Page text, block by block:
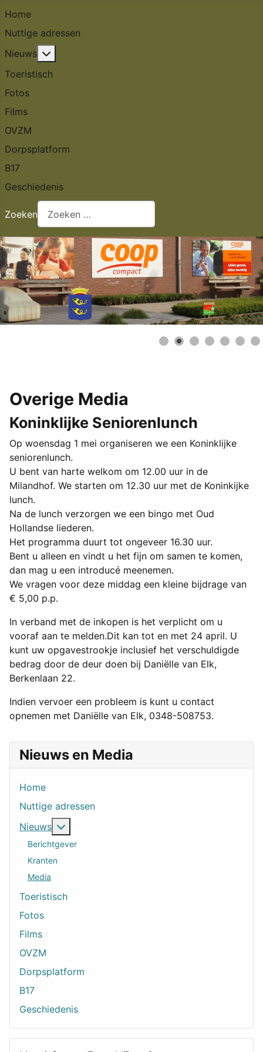
Home
Nuttige adressen
Nieuws
Toeristisch
Fotos
Films
OVZM
Dorpsplatform
B17
Geschiedenis
Zoeken
Nieuws en Media
Home
Nuttige adressen
Nieuws
Berichtgever
Kranten
Media
Toeristisch
Fotos
Films
OVZM
Dorpsplatform
B17
Geschiedenis
Overige Media
Koninklijke Seniorenlunch
Op woensdag 1 mei organiseren we een Koninklijke
seniorenlunch.
U bent van harte welkom om 12.00 uur in de
Milandhof. We starten om 12.30 uur met de Koninkijke
lunch.
Na de lunch verzorgen we een bingo met Oud
Hollandse liederen.
Het programma duurt tot ongeveer 16.30 uur.
Bent u alleen en vindt u het fijn om samen te komen,
dan mag u een introducé meenemen.
We vragen voor deze middag een kleine bijdrage van
€ 5,00 p.p.
In verband met de inkopen is het verplicht om u
vooraf aan te melden.Dit kan tot en met 24 april. U
kunt uw opgavestrookje inclusief het verschuldigde
bedrag door de deur doen bij Daniëlle van Elk,
Berkenlaan 22.
Indien vervoer een probleem is kunt u contact
opnemen met Daniëlle van Elk, 0348-508753.